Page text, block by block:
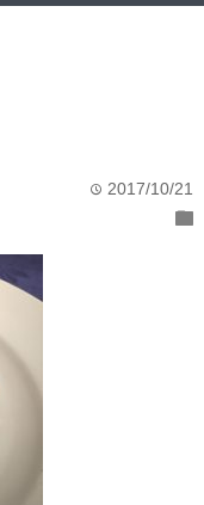
time 2017/10/21
folder